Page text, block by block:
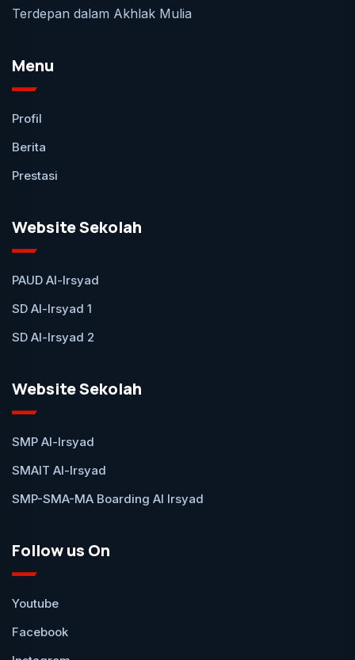
Terdepan dalam Akhlak Mulia
Menu
Profil
Berita
Prestasi
Website Sekolah
PAUD Al-Irsyad
SD Al-Irsyad 1
SD Al-Irsyad 2
Website Sekolah
SMP Al-Irsyad
SMAIT Al-Irsyad
SMP-SMA-MA Boarding Al Irsyad
Follow us On
Youtube
Facebook